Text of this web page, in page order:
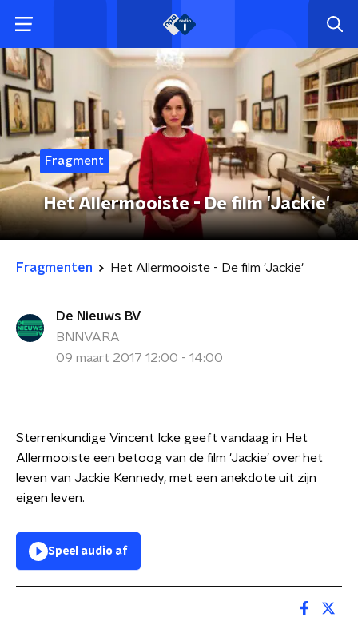
Fragment
Het Allermooiste - De film 'Jackie'
Fragmenten Het Allermooiste - De film 'Jackie'
De Nieuws BV
BNNVARA
09 maart 2017 12:00 - 14:00
Sterrenkundige Vincent Icke geeft vandaag in Het
Allermooiste een betoog van de film 'Jackie' over het
leven van Jackie Kennedy, met een anekdote uit zijn
eigen leven.
Speel audio af